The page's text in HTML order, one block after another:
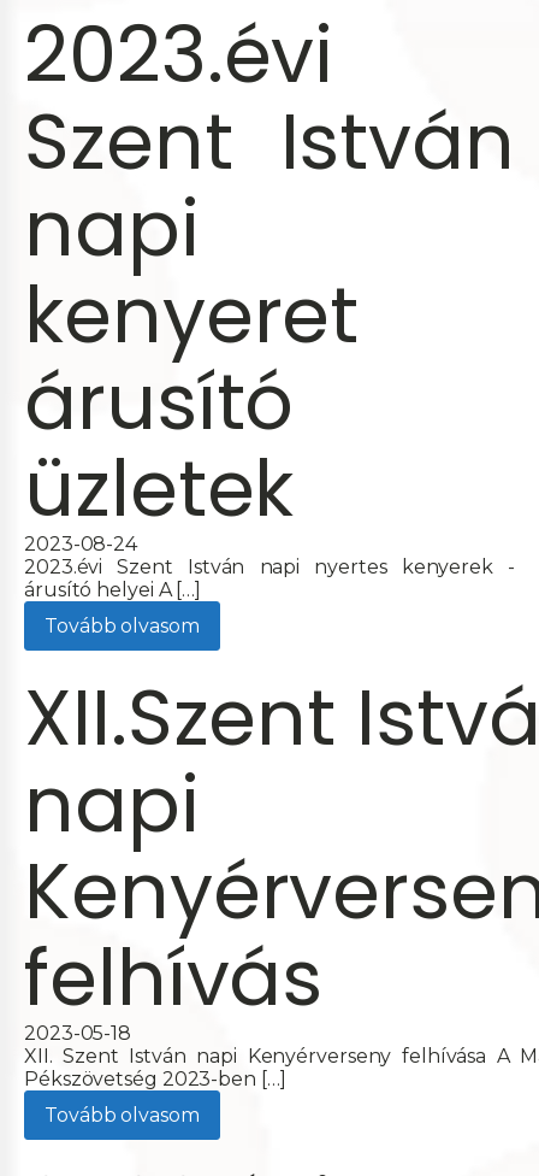
2023.évi
Szent István
napi
kenyeret
árusító
üzletek
2023-08-24
2023.évi Szent István napi nyertes kenyerek -
árusító helyei A […]
Tovább olvasom
XII.Szent
napi
felhívás
2023-05-18
XII. Szent István napi Kenyérverseny felhívása A
Pékszövetség 2023-ben […]
Tovább olvasom